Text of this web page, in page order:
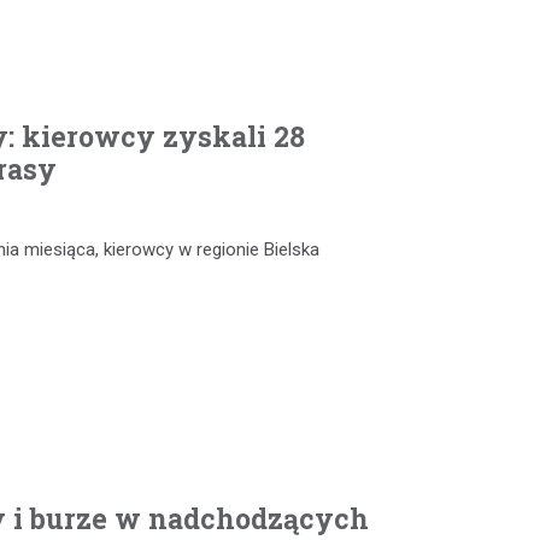
kierowcy zyskali 28
miesiąca, kierowcy w regionie Bielska
i burze w nadchodzących